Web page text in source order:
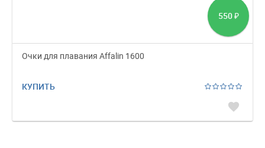
550 ₽
Очки для плавания Affalin 1600
КУПИТЬ
favorite